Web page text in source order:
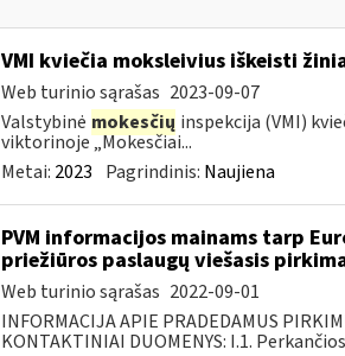
VMI kviečia moksleivius iškeisti
Web turinio sąrašas 2023-09-07
Valstybinė mokesčių inspekcija (VMI)
viktorinoje „Mokesčiai...
Metai: 2023 Pagrindinis: Naujiena
PVM informacijos mainams tarp
priežiūros paslaugų viešasis
Web turinio sąrašas 2022-09-01
INFORMACIJA APIE PRADEDAMUS
KONTAKTINIAI DUOMENYS: I.1.